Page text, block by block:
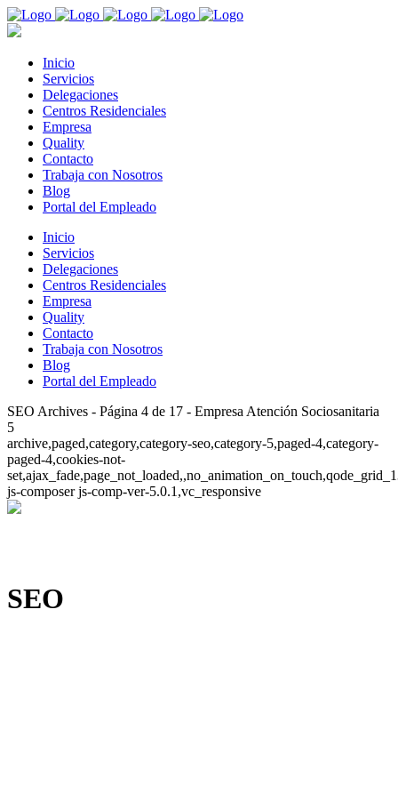
Inicio
Servicios
Delegaciones
Centros Residenciales
Empresa
Quality
Contacto
Trabaja con Nosotros
Blog
Portal del Empleado
Inicio
Servicios
Delegaciones
Centros Residenciales
Empresa
Quality
Contacto
Trabaja con Nosotros
Blog
Portal del Empleado
SEO Archives - Página 4 de 17 - Empresa Atención Sociosanitaria
5
archive,paged,category,category-seo,category-5,paged-4,category-
paged-4,cookies-not-
js-composer js-comp-ver-5.0.1,vc_responsive
SEO